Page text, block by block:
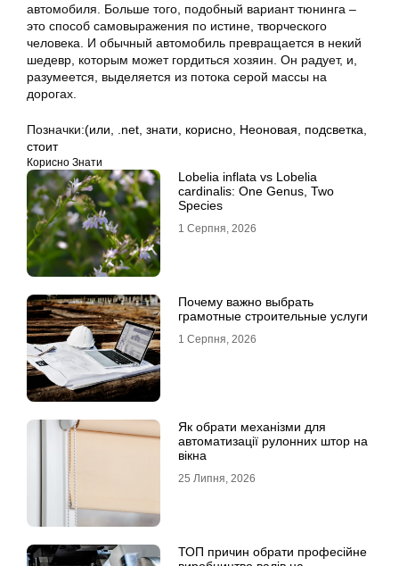
автомобиля. Больше того, подобный вариант тюнинга –
это способ самовыражения по истине, творческого
человека. И обычный автомобиль превращается в некий
шедевр, которым может гордиться хозяин. Он радует, и,
разумеется, выделяется из потока серой массы на
дорогах.
Позначки:(или .net знати корисно Неоновая подсветка
стоит
Корисно Знати
Lobelia inflata vs Lobelia
cardinalis: One Genus, Two
Species
1 Серпня, 2026
Почему важно выбрать
грамотные строительные услуги
1 Серпня, 2026
Як обрати механізми для
автоматизації рулонних штор на
вікна
25 Липня, 2026
ТОП причин обрати професійне